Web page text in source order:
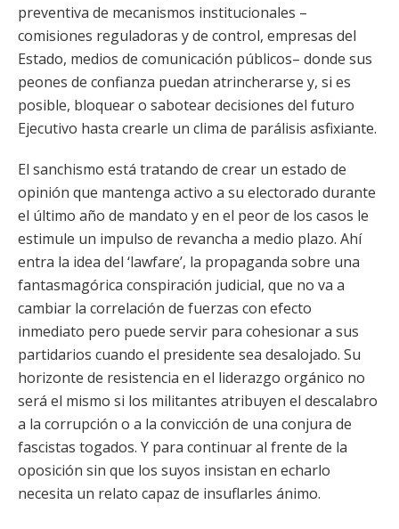
preventiva de mecanismos institucionales –
comisiones reguladoras y de control, empresas del
Estado, medios de comunicación públicos– donde sus
peones de confianza puedan atrincherarse y, si es
posible, bloquear o sabotear decisiones del futuro
Ejecutivo hasta crearle un clima de parálisis asfixiante.
El sanchismo está tratando de crear un estado de
opinión que mantenga activo a su electorado durante
el último año de mandato y en el peor de los casos le
estimule un impulso de revancha a medio plazo. Ahí
entra la idea del ‘lawfare’, la propaganda sobre una
fantasmagórica conspiración judicial, que no va a
cambiar la correlación de fuerzas con efecto
inmediato pero puede servir para cohesionar a sus
partidarios cuando el presidente sea desalojado. Su
horizonte de resistencia en el liderazgo orgánico no
será el mismo si los militantes atribuyen el descalabro
a la corrupción o a la convicción de una conjura de
fascistas togados. Y para continuar al frente de la
oposición sin que los suyos insistan en echarlo
necesita un relato capaz de insuflarles ánimo.